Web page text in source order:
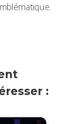
: